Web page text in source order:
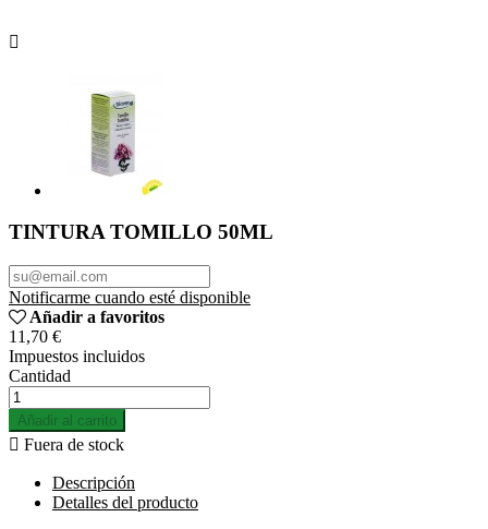

TINTURA TOMILLO 50ML
Notificarme cuando esté disponible
Añadir a favoritos
11,70 €
Impuestos incluidos
Cantidad
Añadir al carrito
 Fuera de stock
Descripción
Detalles del producto